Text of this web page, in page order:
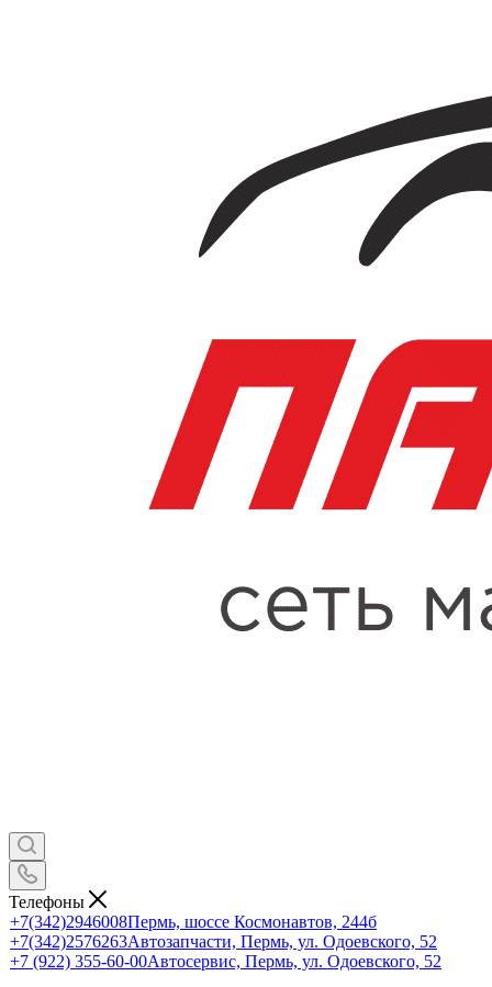
Телефоны
+7(342)2946008Пермь, шоссе Космонавтов, 244б
+7(342)2576263Автозапчасти, Пермь, ул. Одоевского, 52
+7 (922) 355-60-00Автосервис, Пермь, ул. Одоевского, 52